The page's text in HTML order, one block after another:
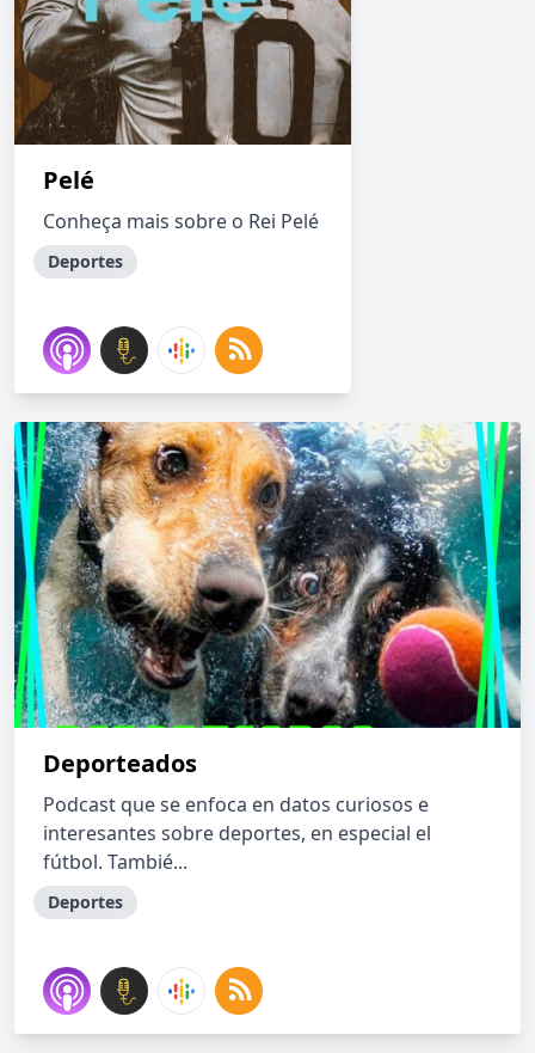
Pelé
Conheça mais sobre o Rei Pelé
Deportes
Deporteados
Podcast que se enfoca en datos curiosos e
interesantes sobre deportes, en especial el
fútbol. Tambié...
Deportes